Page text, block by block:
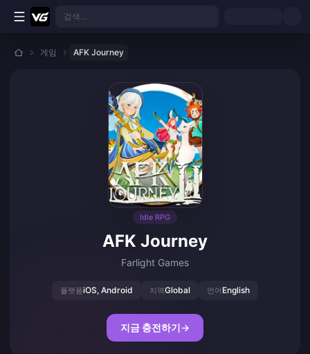
본문으로 바로가기
검색...
게임 AFK Journey
Idle RPG
AFK Journey
Farlight Games
플랫폼iOS, Android 지역Global 언어 English
지금 충전하기→